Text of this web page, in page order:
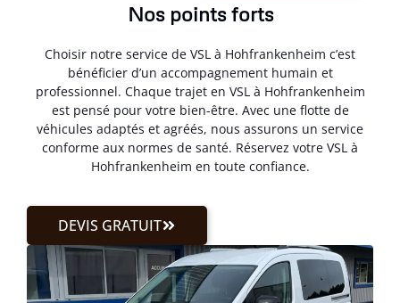
Nos points forts
Choisir notre service de VSL à Hohfrankenheim c’est
bénéficier d’un accompagnement humain et
professionnel. Chaque trajet en VSL à Hohfrankenheim
est pensé pour votre bien-être. Avec une flotte de
véhicules adaptés et agréés, nous assurons un service
conforme aux normes de santé. Réservez votre VSL à
Hohfrankenheim en toute confiance.
DEVIS GRATUIT